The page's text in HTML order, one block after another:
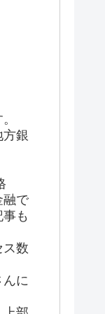
銀
融で
も
ス数
んに